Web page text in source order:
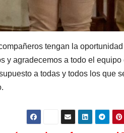
tengan la
y agradecemos a todo el equipo
a todas y todos los que